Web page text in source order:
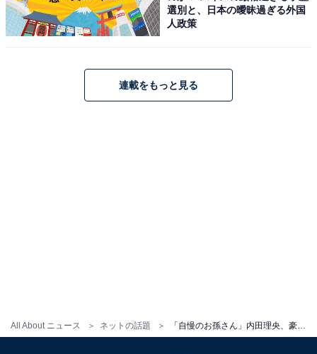
All About ニュース ネットの話題
選別と、日本の曖昧過ぎる外国
人政策
連載をもっと見る